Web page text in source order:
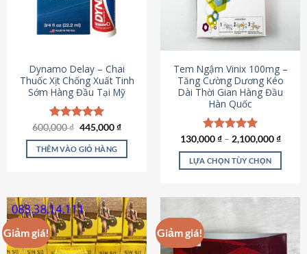
Dynamo Delay – Chai
Thuốc Xịt Chống Xuất Tinh
Sớm Hàng Đầu Tại Mỹ
Được xếp
hạng5.00
5 sao
600,000₫ Giá
là:
600,000 ₫.
445,000₫Giá
tại
THÊM VÀO GIỎ HÀNG
Tem Ngậm Vinix 100mg –
Tăng Cường Dương Kéo
Dài Thời Gian Hàng Đầu
Hàn Quốc
Được xếp
hạng5.00
5 sao
130,000₫– 2,100,000₫
LỰA CHỌN TÙY CHỌN
nhiều
biến
Giảm giá! Giảm giá!